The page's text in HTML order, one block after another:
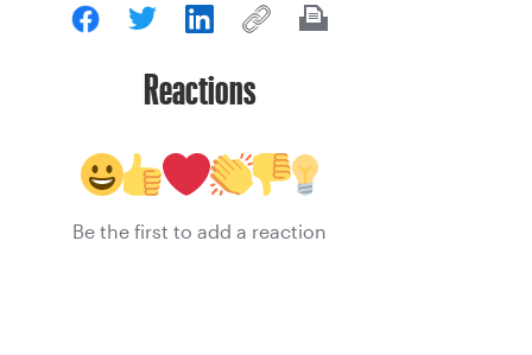
Reactions
Be the first to add a reaction